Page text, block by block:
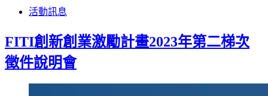
活動訊息
FITI創新創業激勵計畫2023年第二梯次
徵件說明會